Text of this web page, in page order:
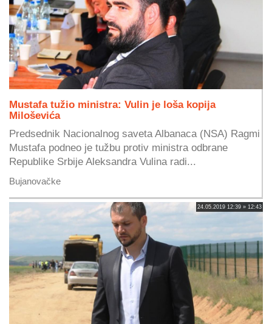
Mustafa tužio ministra: Vulin je loša kopija
Miloševića
Predsednik Nacionalnog saveta Albanaca (NSA) Ragmi
Mustafa podneo je tužbu protiv ministra odbrane
Republike Srbije Aleksandra Vulina radi...
Bujanovačke
24.05.2019 12:39 » 12:43